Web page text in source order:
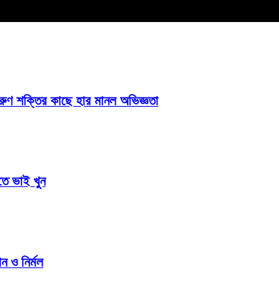
শক্তির কাছে হার মানল অভিজ্ঞতা
ভাই খুন
ও নির্মল